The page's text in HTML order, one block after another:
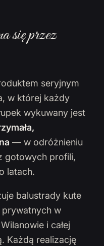
się przez
seryjnym
w której każdy
wykuwany jest
— w odróżnieniu
gotowych profili,
latach.
balustrady kute
w
i całej
Każdą realizację